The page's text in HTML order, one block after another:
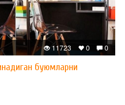
0
0
11723
буюмларни